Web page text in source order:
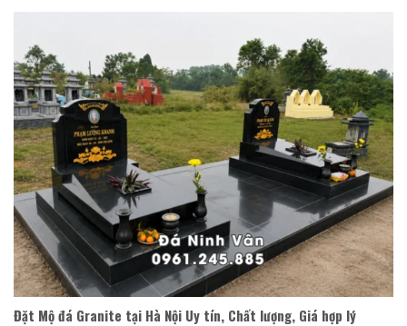
Đặt Mộ đá Granite tại Hà Nội Uy tín, Chất lượng, Giá hợp lý